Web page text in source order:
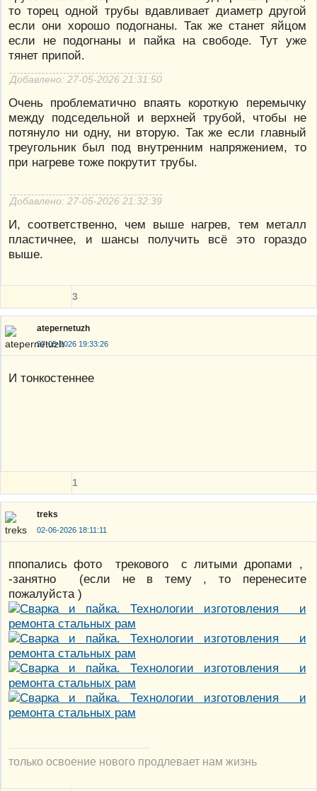
то торец одной трубы вдавливает диаметр другой
если они хорошо подогнаны. Так же станет яйцом
если не подогнаны и пайка на свободе. Тут уже
тянет припой.
Добавлено: 27-05-2026 21:31:50
Очень проблематично впаять короткую перемычку
между подседельной и верхней трубой, чтобы не
потянуло ни одну, ни вторую. Так же если главный
треугольник был под внутренним напряжением, то
при нагреве тоже покрутит трубы.
Добавлено: 27-05-2026 21:32:39
И, соответственно, чем выше нагрев, тем металл
пластичнее, и шансы получить всё это гораздо
выше.
3
atepernetuzh
27-05-2026 19:33:26
И тонкостеннее
1
treks
02-06-2026 18:11:11
ппопались фото трекового с литыми дропами ,
-занятно (если не в тему , то перенесите
пожалуйста )
только освоение нового продлевает нам жизнь